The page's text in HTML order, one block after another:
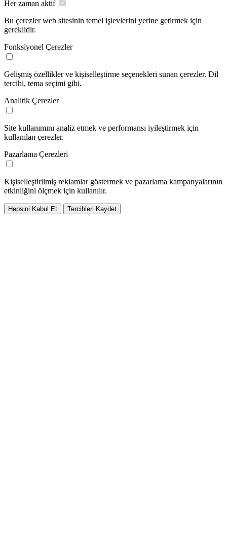
Her zaman aktif
Bu çerezler web sitesinin temel işlevlerini yerine getirmek için
gereklidir.
Fonksiyonel Çerezler
Gelişmiş özellikler ve kişiselleştirme seçenekleri sunan çerezler. Dil
tercihi, tema seçimi gibi.
Analitik Çerezler
Site kullanımını analiz etmek ve performansı iyileştirmek için
kullanılan çerezler.
Pazarlama Çerezleri
Kişiselleştirilmiş reklamlar göstermek ve pazarlama kampanyalarının
etkinliğini ölçmek için kullanılır.
Hepsini Kabul Et Tercihleri Kaydet